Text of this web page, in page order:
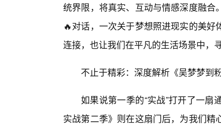
统界限，将真实、互动与情感深度融
🔥对话，一次关于梦想照进现实的美
连接，也让我们在平凡的生活场景中，
不止于精彩：深度解析《吴梦梦到
如果说第一季的“实战”打开了一
实战第二季》则在这扇门后，为我们